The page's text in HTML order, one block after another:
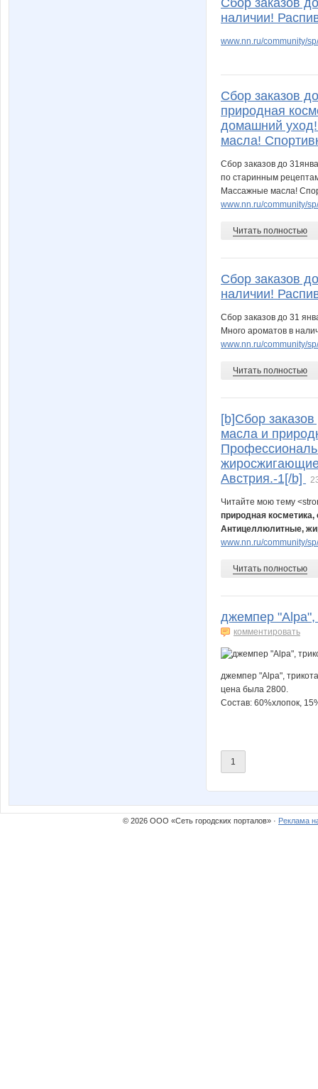
Ольга***** Ольга-
Света нн
Сбор заказов
наличии!
www.nn.ru/community/
Сбор заказов
природная
домашний
масла!
Сбор заказов до
по старинным
Массажные масла!
www.nn.ru/community/
Читать полностью
Сбор заказов
наличии!
Сбор заказов до 31
Много ароматов в
www.nn.ru/community/
Читать полностью
[b]Сбор
масла и
Австрия.-1[/b]
Читайте мою тему
природная
Антицеллюлитные,
www.nn.ru/community/
Читать полностью
джемпер "Аlpa",
комментировать
джемпер "Аlpa",
цена была 2800.
Состав: 60%хлопок,
1
© 2026 ООО «Сеть городских порталов» · Реклама